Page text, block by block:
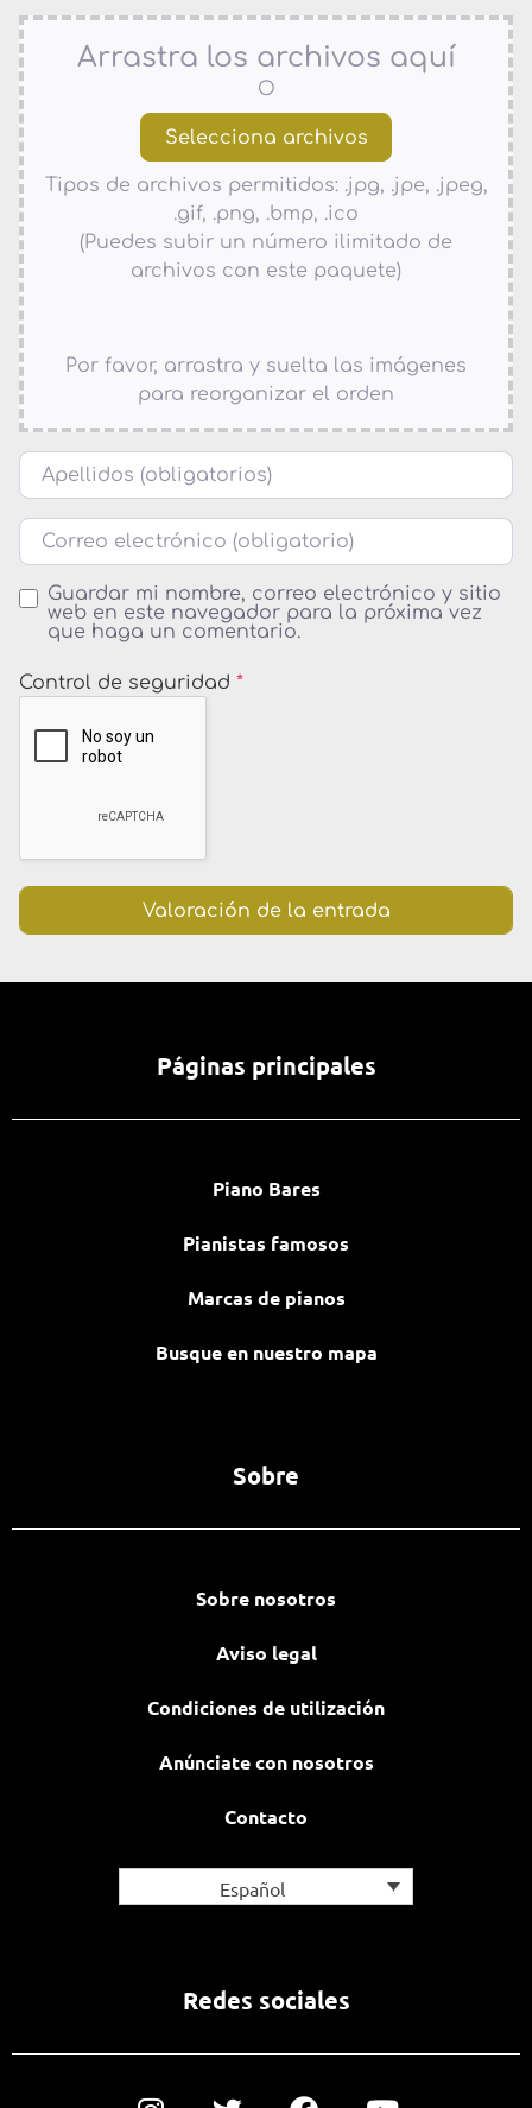
Arrastra los archivos aquí
O
Tipos de archivos permitidos: .jpg, .jpe, .jpeg,
.gif, .png, .bmp, .ico
(Puedes subir un número ilimitado de
archivos con este paquete)
Por favor, arrastra y suelta las imágenes
para reorganizar el orden
Nombre
Correo electrónico
Guardar mi nombre, correo electrónico y sitio
web en este navegador para la próxima vez
que haga un comentario.
Control de seguridad *
Páginas principales
Piano Bares
Pianistas famosos
Marcas de pianos
Busque en nuestro mapa
Sobre
Sobre nosotros
Aviso legal
Condiciones de utilización
Anúnciate con nosotros
Contacto
Español
Redes sociales